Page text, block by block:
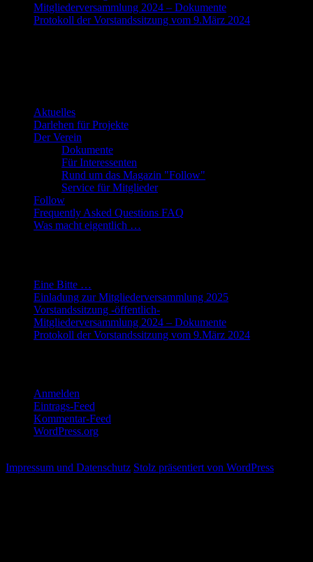
Mitgliederversammlung 2024 – Dokumente
Protokoll der Vorstandssitzung vom 9.März 2024
Aktuelles
Darlehen für Projekte
Der Verein
Dokumente
Für Interessenten
Rund um das Magazin "Follow"
Service für Mitglieder
Follow
Frequently Asked Questions FAQ
Was macht eigentlich …
Eine Bitte …
Einladung zur Mitgliederversammlung 2025
Vorstandssitzung -öffentlich-
Mitgliederversammlung 2024 – Dokumente
Protokoll der Vorstandssitzung vom 9.März 2024
Anmelden
Eintrags-Feed
Kommentar-Feed
WordPress.org
Impressum und Datenschutz Stolz präsentiert von WordPress